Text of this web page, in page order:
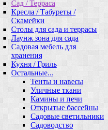
Сад / Терраса
Кресла / Табуреты /
Скамейки
Столы для сада и террасы
Лаунж зона для сада
Садовая мебель для
хранения
Кухня / Гриль
Остальные...
Тенты и навесы
Уличные ткани
Камины и печи
Открытые бассейны
Садовые светильники
Садоводство